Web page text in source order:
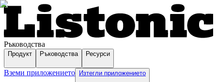
Ръководства
Продукт Ръководства Ресурси
Вземи приложението Изтегли приложението